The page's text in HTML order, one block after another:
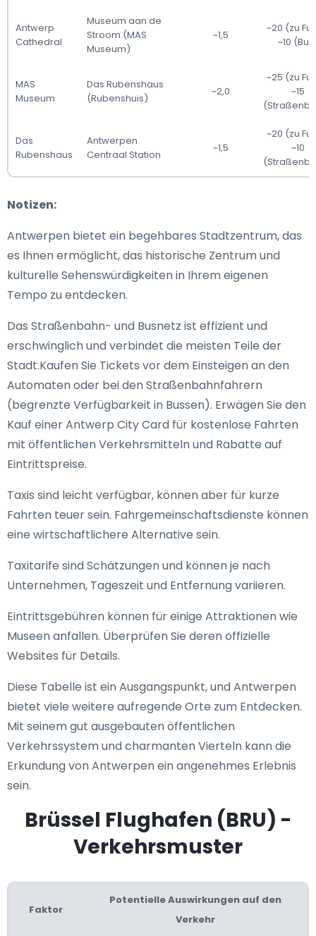
Antwerp
Cathedral
Museum aan de
Stroom (MAS
Museum)
~1,5
~20 (zu
~10
MAS
Museum
Das Rubenshaus
(Rubenshuis)
~2,0
~25 (zu
~15
Das
Rubenshaus
Antwerpen
Centraal Station
~1,5
~20 (zu
~10
Notizen:
Antwerpen bietet ein begehbares Stadtzentrum, das
es Ihnen ermöglicht, das historische Zentrum und
kulturelle Sehenswürdigkeiten in Ihrem eigenen
Tempo zu entdecken.
Das Straßenbahn- und Busnetz ist effizient und
erschwinglich und verbindet die meisten Teile der
Stadt.Kaufen Sie Tickets vor dem Einsteigen an den
Automaten oder bei den Straßenbahnfahrern
(begrenzte Verfügbarkeit in Bussen). Erwägen Sie den
Kauf einer Antwerp City Card für kostenlose Fahrten
mit öffentlichen Verkehrsmitteln und Rabatte auf
Eintrittspreise.
Taxis sind leicht verfügbar, können aber für kurze
Fahrten teuer sein. Fahrgemeinschaftsdienste können
eine wirtschaftlichere Alternative sein.
Taxitarife sind Schätzungen und können je nach
Unternehmen, Tageszeit und Entfernung variieren.
Eintrittsgebühren können für einige Attraktionen wie
Museen anfallen. Überprüfen Sie deren offizielle
Websites für Details.
Diese Tabelle ist ein Ausgangspunkt, und Antwerpen
bietet viele weitere aufregende Orte zum Entdecken.
Mit seinem gut ausgebauten öffentlichen
Verkehrssystem und charmanten Vierteln kann die
Erkundung von Antwerpen ein angenehmes Erlebnis
sein.
Brüssel Flughafen (BRU) -
Verkehrsmuster
Faktor
Potentielle Auswirkungen auf den
Verkehr